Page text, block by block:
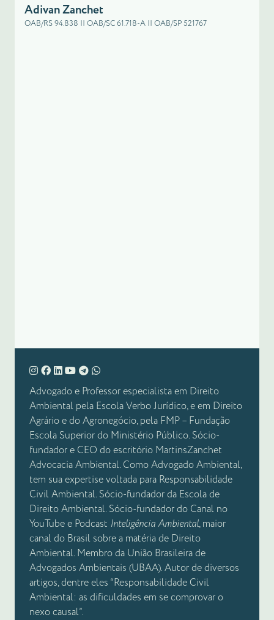
Adivan Zanchet
OAB/RS 94.838 || OAB/SC 61.718-A || OAB/SP 521767
Advogado e Professor especialista em Direito
Ambiental pela Escola Verbo Jurídico, e em Direito
Agrário e do Agronegócio, pela FMP – Fundação
Escola Superior do Ministério Público. Sócio-
fundador e CEO do escritório MartinsZanchet
Advocacia Ambiental. Como Advogado Ambiental,
tem sua expertise voltada para Responsabilidade
Civil Ambiental. Sócio-fundador da Escola de
Direito Ambiental. Sócio-fundador do Canal no
YouTube e Podcast Inteligência Ambiental, maior
canal do Brasil sobre a matéria de Direito
Ambiental. Membro da União Brasileira de
Advogados Ambientais (UBAA). Autor de diversos
artigos, dentre eles “Responsabilidade Civil
Ambiental: as dificuldades em se comprovar o
nexo causal”.